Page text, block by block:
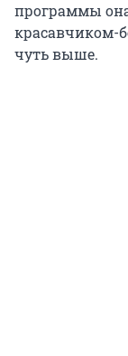
программы
красавчиком-
чуть выше.